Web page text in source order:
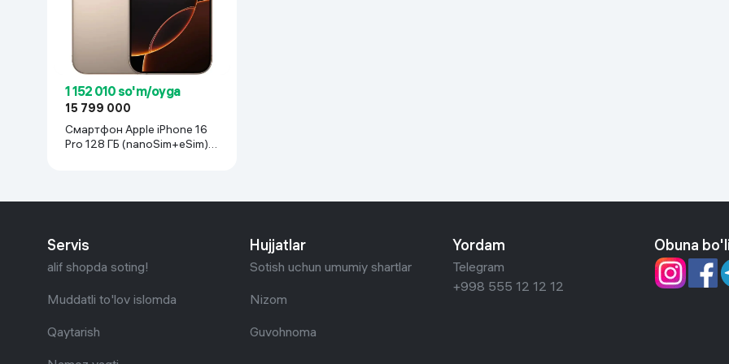
1 152 010 so'm/oyga
15 799 000
Смартфон Apple iPhone 16
Pro 128 ГБ (nanoSim+eSim),
Servis
alif shopda soting!
Muddatli to'lov islomda
Qaytarish
Hujjatlar
Sotish uchun umumiy shartlar
Nizom
Guvohnoma
Yordam
Telegram
+998 555 12 12 12
Obuna